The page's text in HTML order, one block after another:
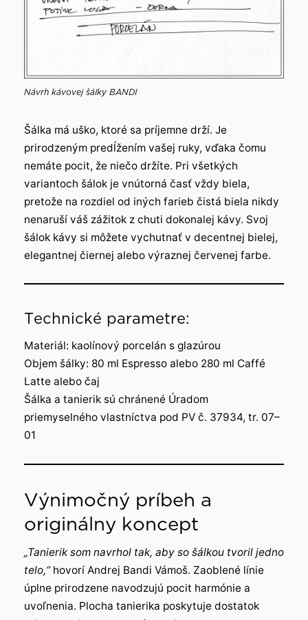
Návrh kávovej šálky BANDI
Šálka má uško, ktoré sa príjemne drží. Je
prirodzeným predĺžením vašej ruky, vďaka čomu
nemáte pocit, že niečo držíte. Pri všetkých
variantoch šálok je vnútorná časť vždy biela,
pretože na rozdiel od iných farieb čistá biela nikdy
nenaruší váš zážitok z chuti dokonalej kávy. Svoj
šálok kávy si môžete vychutnať v decentnej bielej,
elegantnej čiernej alebo výraznej červenej farbe.
Technické parametre:
Materiál: kaolínový porcelán s glazúrou
Objem šálky: 80 ml Espresso alebo 280 ml Caffé
Latte alebo čaj
Šálka a tanierik sú chránené Úradom
priemyselného vlastníctva pod PV č. 37934, tr. 07–
01
Výnimočný príbeh a
originálny koncept
„Tanierik som navrhol tak, aby so šálkou tvoril jedno
telo,“ hovorí Andrej Bandi Vámoš. Zaoblené línie
úplne prirodzene navodzujú pocit harmónie a
uvoľnenia. Plocha tanierika poskytuje dostatok